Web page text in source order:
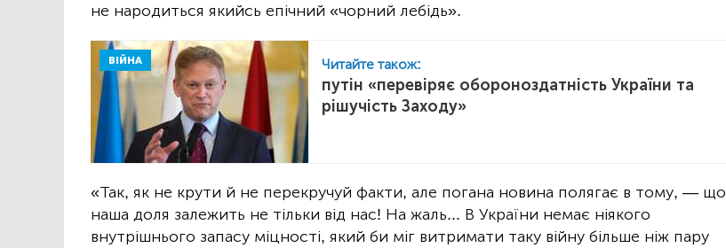
не народиться якийсь епічний «чорний лебідь».
ВІЙНА Читайте також:
путін «перевіряє обороноздатність України та
рішучість Заходу»
«Так, як не крути й не перекручуй факти, але погана новина полягає в тому, — що
наша доля залежить не тільки від нас! На жаль... В України немає ніякого
внутрішнього запасу міцності, який би міг витримати таку війну більше ніж пару